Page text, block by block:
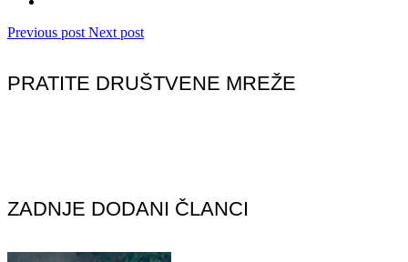
Previous post Next post
PRATITE DRUŠTVENE MREŽE
ZADNJE DODANI ČLANCI